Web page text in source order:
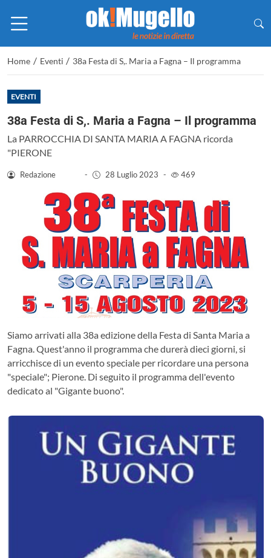
Home / Eventi / 38a Festa di S,. Maria a Fagna – Il programma
EVENTI
38a Festa di S,. Maria a Fagna – Il programma
La PARROCCHIA DI SANTA MARIA A FAGNA ricorda
"PIERONE
Redazione - 28 Luglio 2023 - 469
Siamo arrivati alla 38a edizione della Festa di Santa Maria a
Fagna. Quest'anno il programma che durerà dieci giorni, si
arricchisce di un evento speciale per ricordare una persona
"speciale"; Pierone. Di seguito il programma dell'evento
dedicato al "Gigante buono".